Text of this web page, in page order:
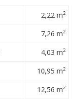
2,22 m2
7,26 m2
4,03 m2
10,95 m2
12,56 m2